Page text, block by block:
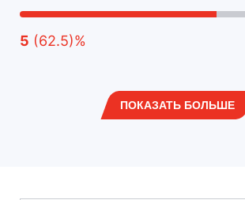
5 (62.5)%
ПОКАЗАТЬ БОЛЬШЕ